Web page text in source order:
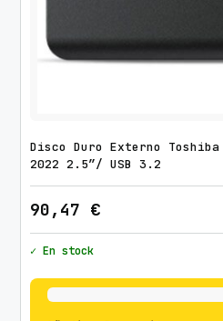
Disco Duro Externo
2022 2.5″/ USB 3.2
90,47 €
✓ En stock